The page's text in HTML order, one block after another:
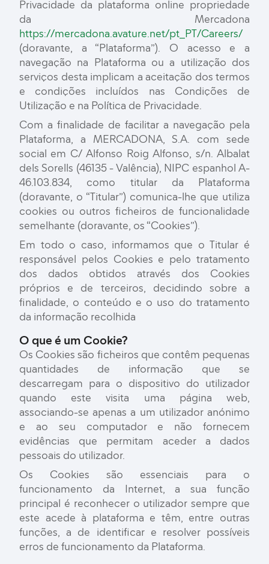
Privacidade da plataforma online propriedade
da Mercadona
https://mercadona.avature.net/pt_PT/Careers/
(doravante, a “Plataforma”). O acesso e a
navegação na Plataforma ou a utilização dos
serviços desta implicam a aceitação dos termos
e condições incluídos nas Condições de
Utilização e na Política de Privacidade.
Com a finalidade de facilitar a navegação pela
Plataforma, a MERCADONA, S.A. com sede
social em C/ Alfonso Roig Alfonso, s/n. Albalat
dels Sorells (46135 - Valência), NIPC espanhol A-
46.103.834, como titular da Plataforma
(doravante, o “Titular”) comunica-lhe que utiliza
cookies ou outros ficheiros de funcionalidade
semelhante (doravante, os “Cookies”).
Em todo o caso, informamos que o Titular é
responsável pelos Cookies e pelo tratamento
dos dados obtidos através dos Cookies
próprios e de terceiros, decidindo sobre a
finalidade, o conteúdo e o uso do tratamento
da informação recolhida
O que é um Cookie?
Os Cookies são ficheiros que contêm pequenas
quantidades de informação que se
descarregam para o dispositivo do utilizador
quando este visita uma página web,
associando-se apenas a um utilizador anónimo
e ao seu computador e não fornecem
evidências que permitam aceder a dados
pessoais do utilizador.
Os Cookies são essenciais para o
funcionamento da Internet, a sua função
principal é reconhecer o utilizador sempre que
este acede à plataforma e têm, entre outras
funções, a de identificar e resolver possíveis
erros de funcionamento da Plataforma.